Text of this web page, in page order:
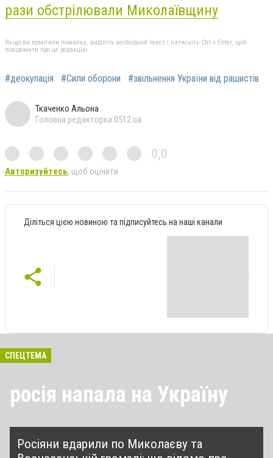
рази обстрілювали Миколаївщину
Якщо ви помітили помилку, виділіть необхідний текст і натисніть Ctrl + Enter, щоб
повідомити про це редакцію
#деокупація #Сили оборони #звільнення України від рашистів
Ткаченко Альона
Головна редакторка 0512.ua
0,0
Авторизуйтесь, щоб оцінити
Діліться цією новиною та підписуйтесь на наші канали
СПЕЦТЕМА
росія напала на Україну
Росіяни вдарили по Миколаєву та